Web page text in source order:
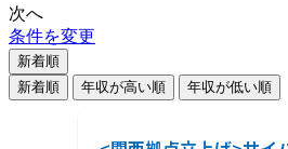
次へ
条件を変更
新着順
新着順
年収が高い順 年収が低い順